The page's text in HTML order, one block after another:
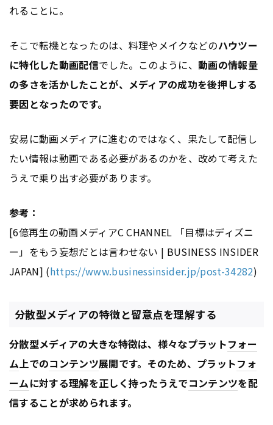
れることに。
そこで転機となったのは、料理やメイクなどのハウツー
に特化した動画配信でした。このように、動画の情報量
の多さを活かしたことが、メディアの成功を後押しする
要因となったのです。
安易に動画メディアに進むのではなく、果たして配信し
たい情報は動画である必要があるのかを、改めて考えた
うえで乗り出す必要があります。
参考：
[6億再生の動画メディアC CHANNEL 「目標はディズニ
ー」をもう妄想だとは言わせない | BUSINESS INSIDER
JAPAN] (https://www.businessinsider.jp/post-34282)
分散型メディアの特徴と留意点を理解する
分散型メディアの大きな特徴は、様々なプラットフォー
ム上でのコンテンツ展開です。そのため、プラットフォ
ームに対する理解を正しく持ったうえでコンテンツを配
信することが求められます。